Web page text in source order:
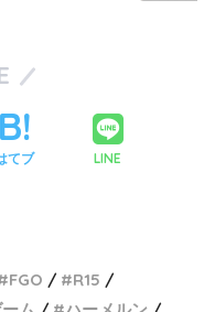
てブ LINE
FGO
R15